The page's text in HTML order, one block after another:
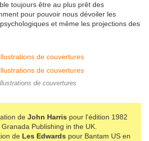
toujours être au plus prêt des
pour pouvoir nous dévoiler les
et même les projections des
de couvertures
de John Harris pour l'édition 1982
Publishing in the UK.
de Les Edwards pour Bantam US en